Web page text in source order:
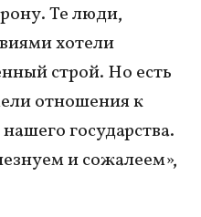
Те люди,
хотели
строй. Но есть
отношения к
государства.
и сожалеем»,